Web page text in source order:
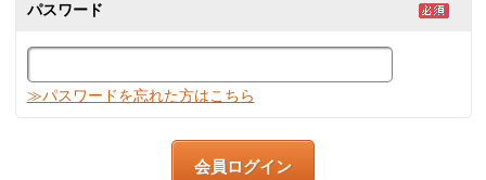
パスワード
≫パスワードを忘れた方はこちら